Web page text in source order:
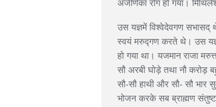
अजीर्णका रोग हो गया।
उस यज्ञमें विश्वेदेवगण सभासद्
स्वयं मरुद्गण करते थे। उस
हो गया था। यजमान राजा
सौ अरबी घोड़े तथा नौ करोड़
सौ-सौ हाथी और सौ- सौ भार
भोजन करके सब ब्राह्मण संतुष्ट